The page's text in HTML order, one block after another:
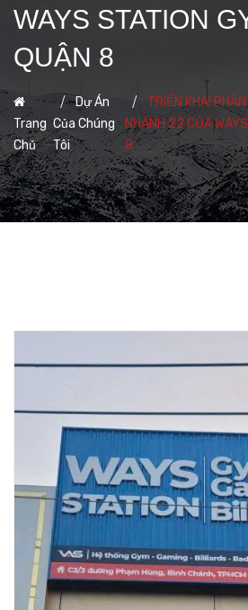
WAYS STATION
QUẬN 8
Trang
Chủ
Dự Án
Của Chúng
Tôi
TRIỂN KHAI
NHÁNH 22 CỦA
8